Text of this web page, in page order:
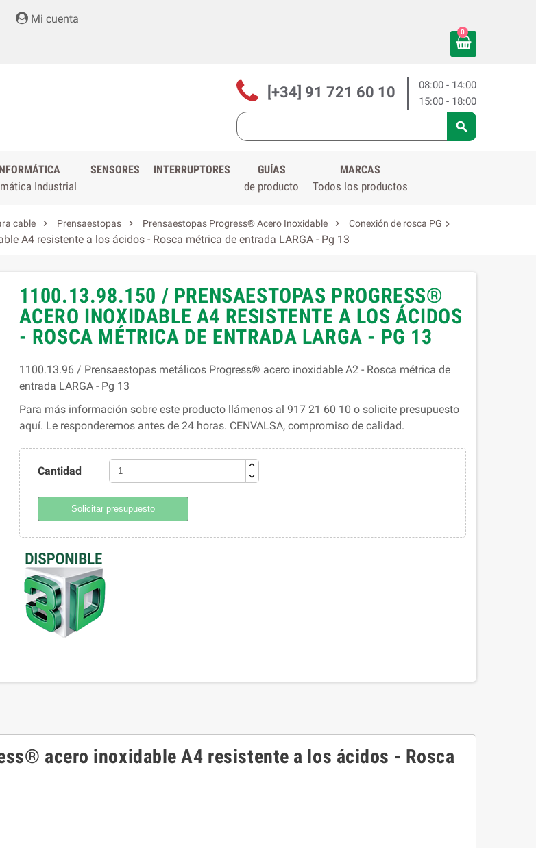
Mi cuenta
0
08:00 - 14:00
15:00 - 18:00
[+34] 91 721 60 10

Industrial
SENSORES INTERRUPTORES GUÍAS
de producto
MARCAS
Todos los productos
cable  Prensaestopas  Prensaestopas Progress® Acero Inoxidable 
Conexión de rosca PG 
A4 resistente a los ácidos - Rosca métrica de entrada LARGA - Pg 13
1100.13.98.150 / PRENSAESTOPAS PROGRESS®
ACERO INOXIDABLE A4 RESISTENTE A LOS ÁCIDOS
- ROSCA MÉTRICA DE ENTRADA LARGA - PG 13
1100.13.96 / Prensaestopas metálicos Progress® acero inoxidable A2 - Rosca métrica de
entrada LARGA - Pg 13
Para más información sobre este producto llámenos al 917 21 60 10 o solicite presupuesto
aquí. Le responderemos antes de 24 horas. CENVALSA, compromiso de calidad.
Cantidad
Solicitar presupuesto
acero inoxidable A4 resistente a los ácidos - Rosca